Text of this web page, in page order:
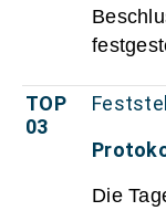
TOP
03
Die